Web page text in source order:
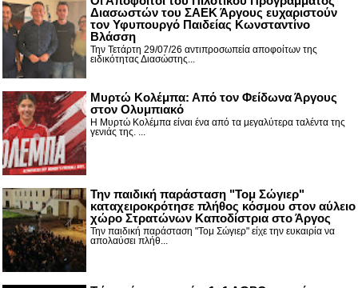
Διασωστών του ΣΑΕΚ Άργους ευχαριστούν
τον Υφυπουργό Παιδείας Κωνσταντίνο
Βλάσση
Την Τετάρτη 29/07/26 αντιπροσωπεία αποφοίτων της
ειδικότητας Διασώστης...
Μυρτώ Κολέμπα: Από τον Φείδωνα Άργους
στον Ολυμπιακό
Η Μυρτώ Κολέμπα είναι ένα από τα μεγαλύτερα ταλέντα της
γενιάς της. ...
Την παιδική παράσταση "Τομ Σώγιερ"
καταχειροκρότησε πλήθος κόσμου στον αύλειο
χώρο Στρατώνων Καποδίστρια στο Άργος
Την παιδική παράσταση "Τομ Σώγιερ" είχε την ευκαιρία να
απολαύσει πλήθ...